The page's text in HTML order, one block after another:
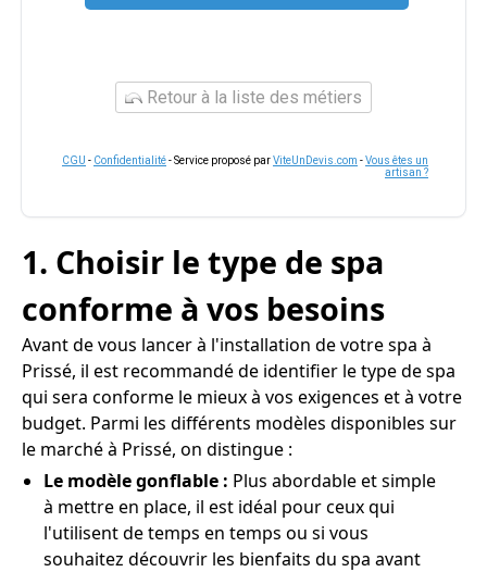
Retour à la liste des métiers
CGU - Confidentialité- Service proposé parViteUnDevis.com -Vous êtes un
artisan ?
1. Choisir le type de spa
conforme à vos besoins
Avant de vous lancer à l'installation de votre spa à
Prissé, il est recommandé de identifier le type de spa
qui sera conforme le mieux à vos exigences et à votre
budget. Parmi les différents modèles disponibles sur
le marché à Prissé, on distingue :
Le modèle gonflable : Plus abordable et simple
à mettre en place, il est idéal pour ceux qui
l'utilisent de temps en temps ou si vous
souhaitez découvrir les bienfaits du spa avant